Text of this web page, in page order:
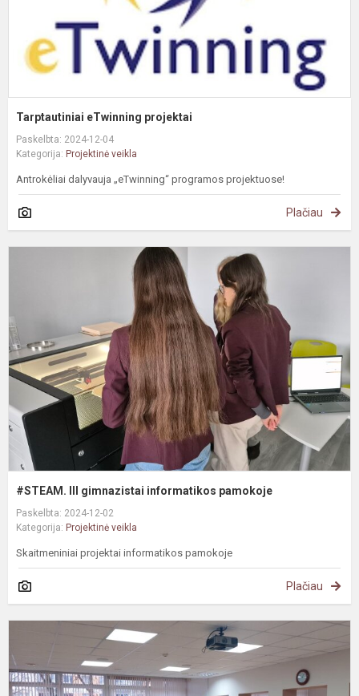
Tarptautiniai eTwinning projektai
Paskelbta: 2024-12-04
Kategorija: Projektinė veikla
Antrokėliai dalyvauja „eTwinning“ programos projektuose!
Plačiau
#STEAM. III gimnazistai informatikos pamokoje
Paskelbta: 2024-12-02
Kategorija: Projektinė veikla
Skaitmeniniai projektai informatikos pamokoje
Plačiau